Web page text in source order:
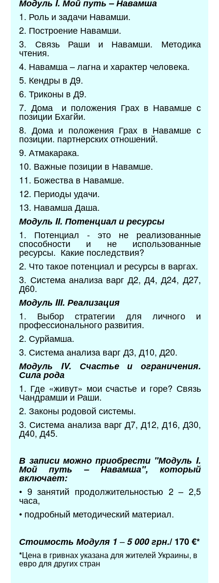
Модуль I. Мой путь – Навамша
1. Роль и задачи Навамши.
2. Построение Навамши.
3. Связь Раши и Навамши. Методика
чтения.
4. Навамша – лагна и характер человека.
5. Кендры в Д9.
6. Триконы в Д9.
7. Дома и положения Грах в Навамше с
позиции Бхагйи.
8. Дома и положения Грах в Навамше с
позиции. партнерских отношений.
9. Атмакарака.
10. Важные позиции в Навамше.
11. Божества в Навамше.
12. Периоды удачи.
13. Навамша Даша.
Модуль II. Потенциал и ресурсы
1. Потенциал - это не реализованные
способности и не использованные
ресурсы. Какие последствия?
2. Что такое потенциал и ресурсы в варгах.
3. Система анализа варг Д2, Д4, Д24, Д27,
Д60.
Модуль III. Реализация
1. Выбор стратегии для личного и
профессионального развития.
2. Сурйамша.
3. Система анализа варг Д3, Д10, Д20.
Модуль IV. Счастье и ограничения.
Сила рода
1. Где «живут» мои счастье и горе? Связь
Чандрамши и Раши.
2. Законы родовой системы.
3. Система анализа варг Д7, Д12, Д16, Д30,
Д40, Д45.
В записи можно приобрести "Модуль I.
Мой путь – Навамша", который
включает:
• 9 занятий продолжительностью 2 – 2,5
часа,
• подробный методический материал.
Стоимость Модуля 1 –5 000 грн./ 170 €*
*Цена в гривнах указана для жителей Украины, в
евро для других стран